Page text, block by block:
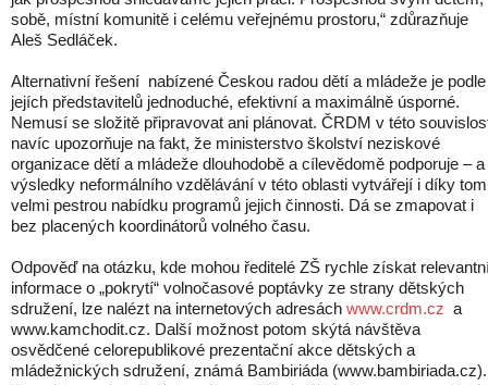
sobě, místní komunitě i celému veřejnému prostoru,“ zdůrazňuje
Aleš Sedláček.
Alternativní řešení nabízené Českou radou dětí a mládeže je podle
jejích představitelů jednoduché, efektivní a maximálně úsporné.
Nemusí se složitě připravovat ani plánovat. ČRDM v této
navíc upozorňuje na fakt, že ministerstvo školství neziskové
organizace dětí a mládeže dlouhodobě a cílevědomě podporuje – a
výsledky neformálního vzdělávání v této oblasti vytvářejí i díky
velmi pestrou nabídku programů jejich činnosti. Dá se zmapovat i
bez placených koordinátorů volného času.
Odpověď na otázku, kde mohou ředitelé ZŠ rychle získat
informace o „pokrytí“ volnočasové poptávky ze strany dětských
sdružení, lze nalézt na internetových adresách www.crdm.cz a
www.kamchodit.cz. Další možnost potom skýtá návštěva
osvědčené celorepublikové prezentační akce dětských a
mládežnických sdružení, známá Bambiriáda (www.bambiriada.cz).